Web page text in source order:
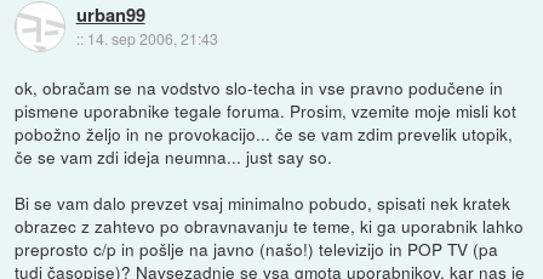
urban99
:: 14. sep 2006, 21:43
ok, obračam se na vodstvo slo-techa in vse pravno podučene in
pismene uporabnike tegale foruma. Prosim, vzemite moje misli kot
pobožno željo in ne provokacijo... če se vam zdim prevelik utopik,
če se vam zdi ideja neumna... just say so.
Bi se vam dalo prevzet vsaj minimalno pobudo, spisati nek kratek
obrazec z zahtevo po obravnavanju te teme, ki ga uporabnik lahko
preprosto c/p in pošlje na javno (našo!) televizijo in POP TV (pa
tudi časopise)? Navsezadnje se vsa gmota uporabnikov, kar nas je